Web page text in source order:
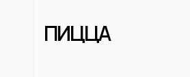
ПИЦЦА